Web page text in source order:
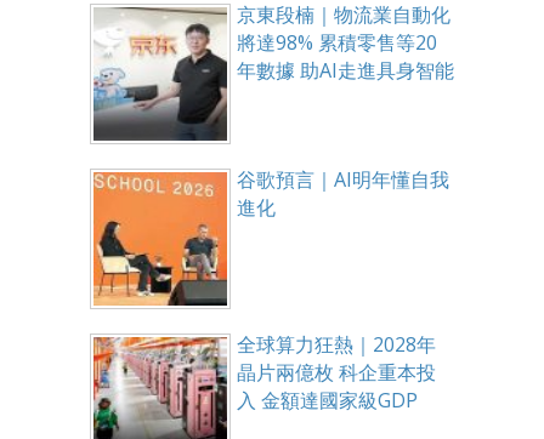
京東段楠｜物流業自動化
將達98% 累積零售等20
年數據 助AI走進具身智能
谷歌預言｜AI明年懂自我
進化
全球算力狂熱｜2028年
晶片兩億枚 科企重本投
入 金額達國家級GDP